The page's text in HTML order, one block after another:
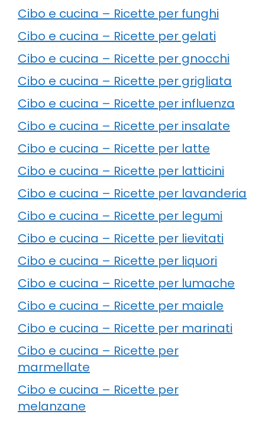
Cibo e cucina – Ricette per funghi
Cibo e cucina – Ricette per gelati
Cibo e cucina – Ricette per gnocchi
Cibo e cucina – Ricette per grigliata
Cibo e cucina – Ricette per influenza
Cibo e cucina – Ricette per insalate
Cibo e cucina – Ricette per latte
Cibo e cucina – Ricette per latticini
Cibo e cucina – Ricette per lavanderia
Cibo e cucina – Ricette per legumi
Cibo e cucina – Ricette per lievitati
Cibo e cucina – Ricette per liquori
Cibo e cucina – Ricette per lumache
Cibo e cucina – Ricette per maiale
Cibo e cucina – Ricette per marinati
Cibo e cucina – Ricette per
marmellate
Cibo e cucina – Ricette per
melanzane